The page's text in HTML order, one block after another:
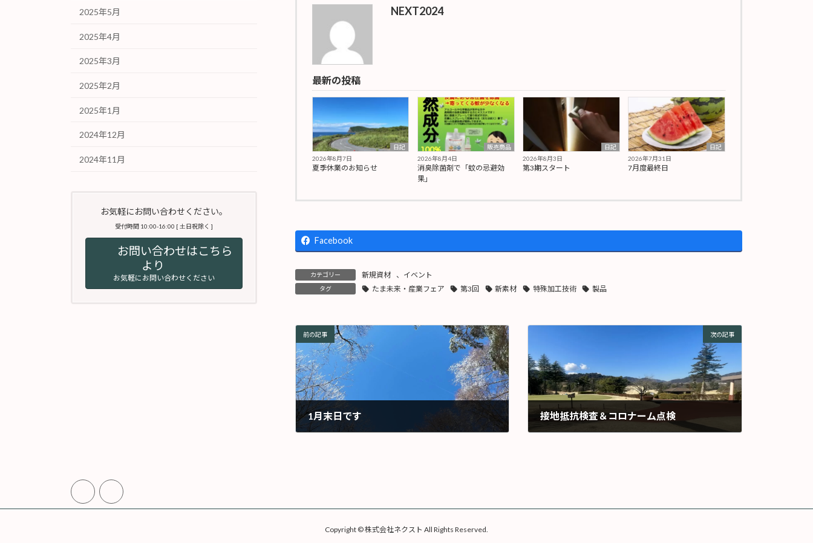
NEXT2024
最新の投稿
日記
2026年8月7日
夏季休業のお知らせ
販売商品
2026年8月4日
消臭除菌剤で「蚊の忌避効
果」
日記
2026年8月3日
第3期スタート
日記
2026年7月31日
7月度最終日
Facebook
カテゴリー 新規資材 、 イベント
タグ たま未来・産業フェア 第3回 新素材 特殊加工技術 製品
前の記事
1月末日です
次の記事
接地抵抗検査＆コロナーム点検
2025年5月
2025年4月
2025年3月
2025年2月
2025年1月
2024年12月
2024年11月
お気軽にお問い合わせください。
受付時間 10:00-16:00 [ 土日祝除く ]
お問い合わせはこちら
より
お気軽にお問い合わせください
Copyright © 株式会社ネクスト All Rights Reserved.